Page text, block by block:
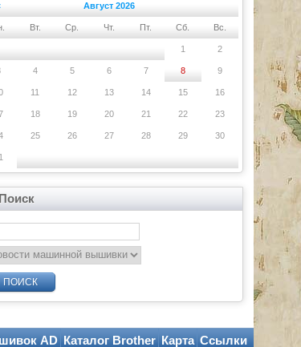
Август 2026
Вт. Ср. Чт. Пт. Сб. Вс.
1 2
4 5 6 7 8 9
11 12 13 14 15 16
18 19 20 21 22 23
25 26 27 28 29 30
ПОИСК
AD Каталог Brother Карта Ссылки